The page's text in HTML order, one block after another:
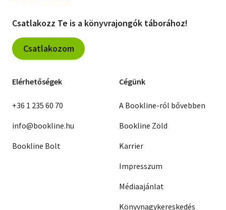
Csatlakozz Te is a könyvrajongók táborához!
Csatlakozom
Elérhetőségek
+36 1 235 60 70
info@bookline.hu
Bookline Bolt
Cégünk
A Bookline-ról bővebben
Bookline Zöld
Karrier
Impresszum
Médiaajánlat
Könyvnagykereskedés